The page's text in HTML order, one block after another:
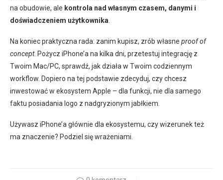
na obudowie, ale kontrola nad własnym czasem, danymi i
doświadczeniem użytkownika
Na koniec praktyczna rada: zanim kupisz, zrób własne proof of
concept. Pożycz iPhone’a na kilka dni, przetestuj integrację z
Twoim Mac/PC, sprawdź, jak działa w Twoim codziennym
workflow. Dopiero na tej podstawie zdecyduj, czy chcesz
inwestować w ekosystem Apple – dla funkcji, nie dla samego
faktu posiadania logo z nadgryzionym jabłkiem.
Używasz iPhone’a głównie dla ekosystemu, czy wizerunek też
ma znaczenie? Podziel się wrażeniami.